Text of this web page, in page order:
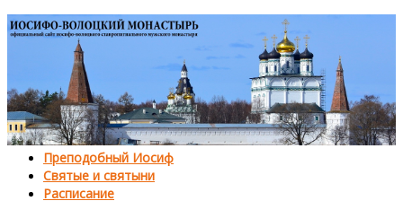
Преподобный Иосиф
Святые и святыни
Расписание